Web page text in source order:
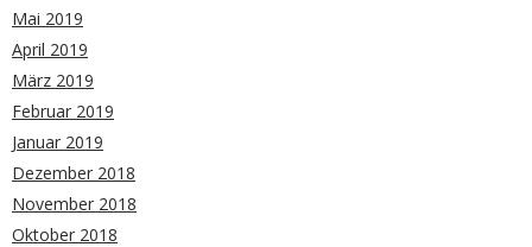
Mai 2019
April 2019
März 2019
Februar 2019
Januar 2019
Dezember 2018
November 2018
Oktober 2018